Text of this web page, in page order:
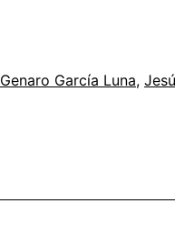
Genaro García Luna,